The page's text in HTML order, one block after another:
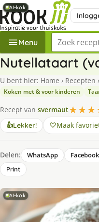
Menu Zoek een
Nutellataart
U bent hier: Home › Recepten ›
Koken met & voor kinderen
Recept van svermaut
👍Lekker! Maak
Delen: WhatsApp Facebook
Print
AI-kok
AI-kok
AI-kok
AI-kok
AI-kok
AI-kok
AI-kok